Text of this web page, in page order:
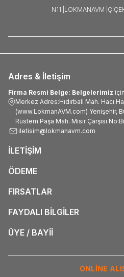
N11 | LOKMANAVM |
Adres & İletişim
Firma Resmi Belge: Belgelerimiz
Merkez Adres:Hıdırbali Mah. Hacı
(www.LokmanAVM.com) Yenişehir,
Rüstem Paşa Mah. Mısır Çarşısı
iletisim@lokmanavm.com
İLETİŞİM
ÖDEME
FIRSATLAR
FAYDALI BİLGİLER
ÜYE / BAYİİ
ONLİNE